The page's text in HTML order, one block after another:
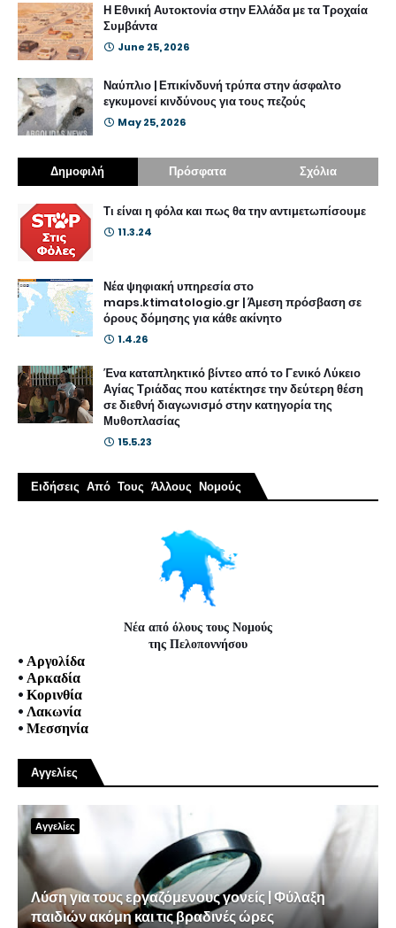
Η Εθνική Αυτοκτονία στην Ελλάδα με τα Τροχαία
Συμβάντα
June 25, 2026
Ναύπλιο | Επικίνδυνή τρύπα στην άσφαλτο
εγκυμονεί κινδύνους για τους πεζούς
May 25, 2026
Δημοφιλή Πρόσφατα Σχόλια
Τι είναι η φόλα και πως θα την αντιμετωπίσουμε
11.3.24
Νέα ψηφιακή υπηρεσία στο
maps.ktimatologio.gr | Άμεση πρόσβαση σε
όρους δόμησης για κάθε ακίνητο
1.4.26
Ένα καταπληκτικό βίντεο από το Γενικό Λύκειο
Αγίας Τριάδας που κατέκτησε την δεύτερη θέση
σε διεθνή διαγωνισμό στην κατηγορία της
Μυθοπλασίας
15.5.23
Ειδήσεις Από Τους Άλλους Νομούς
Νέα από όλους τους Νομούς
της Πελοποννήσου
• Αργολίδα
• Αρκαδία
• Κορινθία
• Λακωνία
• Μεσσηνία
Αγγελίες
Αγγελίες
Λύση για τους εργαζόμενους γονείς | Φύλαξη
παιδιών ακόμη και τις βραδινές ώρες